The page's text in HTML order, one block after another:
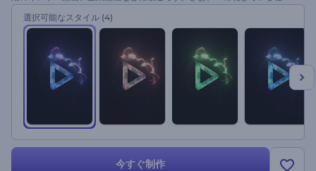
子」ロゴで動画の視聴者に強い印象を残しましょう！
選択可能なスタイル (4)
今すぐ制作